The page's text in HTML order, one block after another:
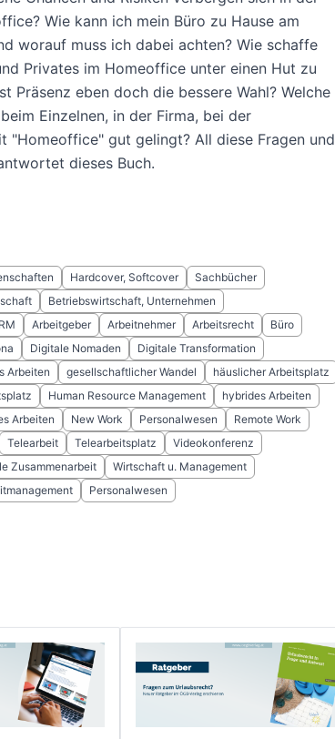
Wie kann ich mein Büro zu Hause am
worauf muss ich dabei achten? Wie schaffe
Privates im Homeoffice unter einen Hut zu
Präsenz eben doch die bessere Wahl? Welche
Einzelnen, in der Firma, bei der
"Homeoffice" gut gelingt? All diese Fragen und
dieses Buch.
Hardcover, Softcover
Sachbücher
Betriebswirtschaft, Unternehmen
Arbeitgeber Arbeitnehmer Arbeitsrecht
Büro
Digitale Nomaden
Digitale Transformation
Arbeiten gesellschaftlicher Wandel
häuslicher Arbeitsplatz
Human Resource Management
hybrides Arbeiten
Arbeiten New Work Personalwesen
Remote Work
Telearbeit Telearbeitsplatz
Videokonferenz
Zusammenarbeit
Wirtschaft u. Management
Personalwesen